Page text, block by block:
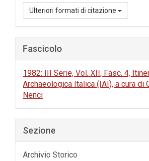
Ulteriori formati di citazione
Fascicolo
1982: III Serie, Vol. XII, Fasc. 4,
Archaeologica Italica (IAI), a cura di
Nenci
Sezione
Archivio Storico